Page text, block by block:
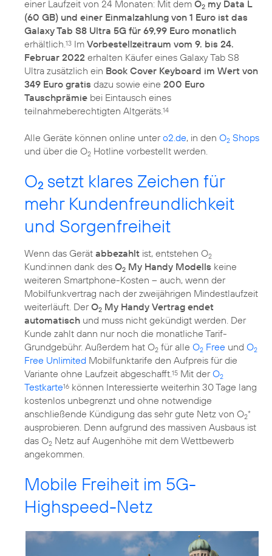
einer Laufzeit von 24 Monaten: Mit dem O2 my Data L
(60 GB) und einer Einmalzahlung von 1 Euro ist das
Galaxy Tab S8 Ultra 5G für 69,99 Euro monatlich
erhältlich. 13 Im Vorbestellzeitraum vom 9. bis 24.
Februar 2022 erhalten Käufer eines Galaxy Tab S8
Ultra zusätzlich ein Book Cover Keyboard im Wert von
349 Euro gratis dazu sowie eine 200 Euro
Tauschprämie bei Eintausch eines
teilnahmeberechtigten Altgeräts. 14
Alle Geräte können online untero2.de, in den O2 Shops
und über die O2
O2 setzt klares Zeichen für
mehr Kundenfreundlichkeit
und Sorgenfreiheit
Wenn das Gerät abbezahlt ist, entstehen O2
Kund:innen dank des O2 My Handy Modells keine
weiteren Smartphone-Kosten – auch, wenn der
Mobilfunkvertrag nach der zweijährigen Mindestlaufzeit
weiterläuft. DerO2 My Handy Vertrag endet
automatisch und muss nicht gekündigt werden. Der
Kunde zahlt dann nur noch die monatliche Tarif-
Grundgebühr. Außerdem hat O2 für alle O2 Free und O2
Free Unlimited Mobilfunktarife den Aufpreis für die
Variante ohne Laufzeit abgeschafft. 15 Mit derO2
Testkarte16 können Interessierte weiterhin 30 Tage lang
kostenlos unbegrenzt und ohne notwendige
anschließende Kündigung das sehr gute Netz von O2*
ausprobieren. Denn aufgrund des massiven Ausbaus ist
das O2 Netz auf Augenhöhe mit dem Wettbewerb
angekommen.
Mobile Freiheit im 5G-
Highspeed-Netz